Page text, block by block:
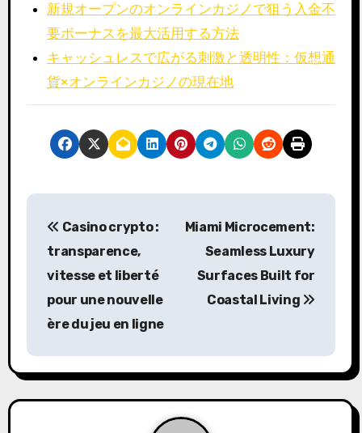
新規オープンのオンラインカジノで狙う入金不
要ボーナスを最大活用する方法
キャッシュレスで広がる刺激と透明性：仮想通
貨×オンラインカジノの現在地
P
a
v
Casino crypto :
transparence,
vitesse et liberté
pour une nouvelle
ère du jeu en ligne
Miami Microcement:
Seamless Luxury
Surfaces Built for
Coastal Living